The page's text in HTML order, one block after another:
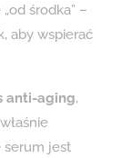
środka” –
aby wspierać
anti-aging,
serum jest